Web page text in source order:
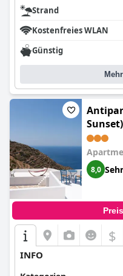
Strand
Kostenfreies WLAN
Günstig
Sunset)
8,0
$
INFO